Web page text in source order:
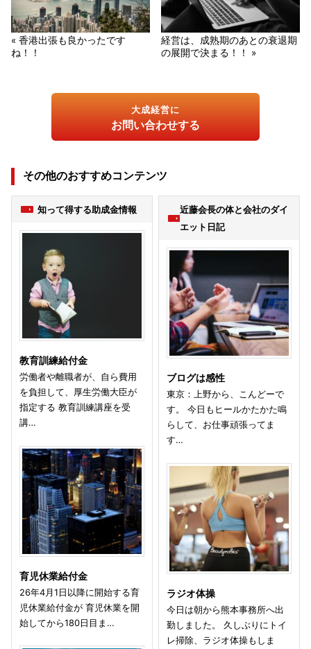
« 香港出張も良かったです
ね！！
経営は、成熟期のあとの衰退期
の展開で決まる！！ »
大成経営に
お問い合わせする
その他のおすすめコンテンツ
知って得する助成金情報
教育訓練給付金
労働者や離職者が、自ら費用
を負担して、厚生労働大臣が
指定する 教育訓練講座を受
講…
育児休業給付金
26年4月1日以降に開始する育
児休業給付金が 育児休業を開
始してから180日目ま…
近藤会長の体と会社のダイ
エット日記
ブログは感性
東京：上野から、こんどーで
す。 今日もヒールかたかた鳴
らして、お仕事頑張ってま
す…
ラジオ体操
今日は朝から熊本事務所へ出
勤しました。 久しぶりにトイ
レ掃除、ラジオ体操もしま